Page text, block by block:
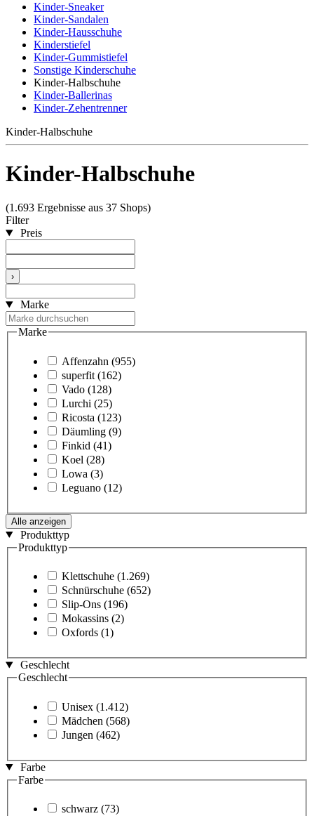
Kinder-Sneaker
Kinder-Sandalen
Kinder-Hausschuhe
Kinderstiefel
Kinder-Gummistiefel
Sonstige Kinderschuhe
Kinder-Halbschuhe
Kinder-Ballerinas
Kinder-Zehentrenner
Kinder-Halbschuhe
Kinder-Halbschuhe
(1.693 Ergebnisse aus 37 Shops)
Filter
Preis
›
Marke
Marke
Affenzahn (955)
superfit (162)
Vado (128)
Lurchi (25)
Ricosta (123)
Däumling (9)
Finkid (41)
Koel (28)
Lowa (3)
Leguano (12)
Alle anzeigen
Produkttyp
Produkttyp
Klettschuhe (1.269)
Schnürschuhe (652)
Slip-Ons (196)
Mokassins (2)
Oxfords (1)
Geschlecht
Geschlecht
Unisex (1.412)
Mädchen (568)
Jungen (462)
Farbe
Farbe
schwarz (73)